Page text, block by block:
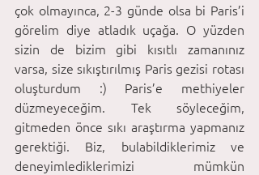
çok olmayınca, 2-3 günde olsa bi Paris’i
görelim diye atladık uçağa. O yüzden
sizin de bizim gibi kısıtlı zamanınız
varsa, size sıkıştırılmış Paris gezisi rotası
oluşturdum :) Paris’e methiyeler
düzmeyeceğim. Tek söyleceğim,
gitmeden önce sıkı araştırma yapmanız
gerektiği. Biz, bulabildiklerimiz ve
deneyimlediklerimizi mümkün